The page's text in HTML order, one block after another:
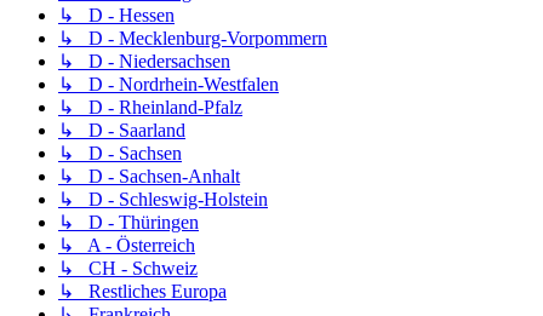
↳ D - Hessen
↳ D - Mecklenburg-Vorpommern
↳ D - Niedersachsen
↳ D - Nordrhein-Westfalen
↳ D - Rheinland-Pfalz
↳ D - Saarland
↳ D - Sachsen
↳ D - Sachsen-Anhalt
↳ D - Schleswig-Holstein
↳ D - Thüringen
↳ A - Österreich
↳ CH - Schweiz
↳ Restliches Europa